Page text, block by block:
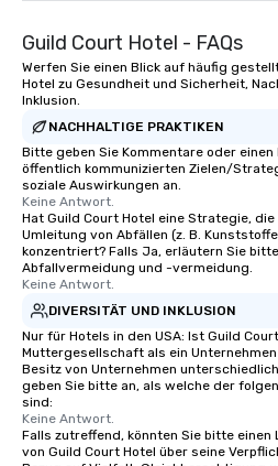
Guild Court Hotel - FAQs
Werfen Sie einen Blick auf häufig
Hotel zu Gesundheit und Sicherheit,
Inklusion.
NACHHALTIGE PRAKTIKEN
Bitte geben Sie Kommentare oder einen
öffentlich kommunizierten Zielen/
soziale Auswirkungen an.
Keine Antwort.
Hat Guild Court Hotel eine Strategie,
Umleitung von Abfällen (z. B.
konzentriert? Falls Ja, erläutern Sie
Abfallvermeidung und -vermeidung.
Keine Antwort.
DIVERSITÄT UND INKLUSION
Nur für Hotels in den USA: Ist Guild
Muttergesellschaft als ein
Besitz von Unternehmen
geben Sie bitte an, als welche der
sind:
Keine Antwort.
Falls zutreffend, könnten Sie bitte
von Guild Court Hotel über seine